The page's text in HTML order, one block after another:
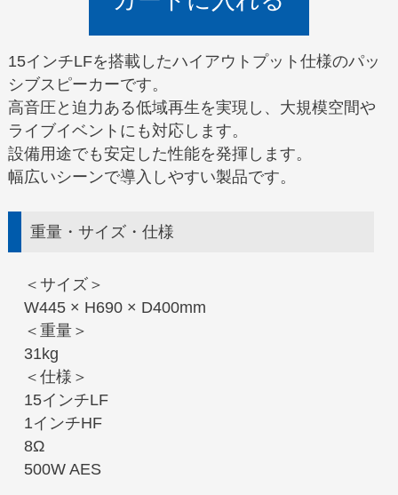
15インチLFを搭載したハイアウトプット仕様のパッ
シブスピーカーです。
高音圧と迫力ある低域再生を実現し、大規模空間や
ライブイベントにも対応します。
設備用途でも安定した性能を発揮します。
幅広いシーンで導入しやすい製品です。
重量・サイズ・仕様
＜サイズ＞
W445 × H690 × D400mm
＜重量＞
31kg
＜仕様＞
15インチLF
1インチHF
8Ω
500W AES